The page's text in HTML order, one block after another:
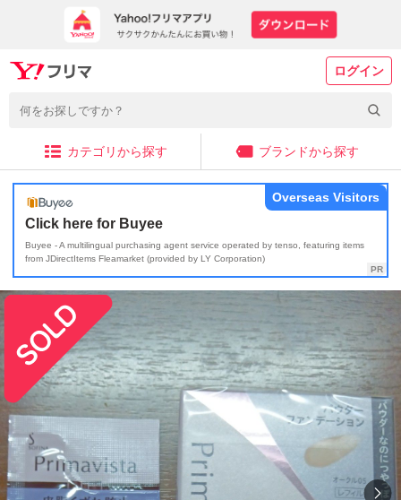
ログイン
カテゴリから探す ブランドから探す
Click here for Buyee
Buyee - A multilingual purchasing agent service operated by tenso, featuring items
from JDirectItems Fleamarket (provided by LY Corporation)
Overseas Visitors